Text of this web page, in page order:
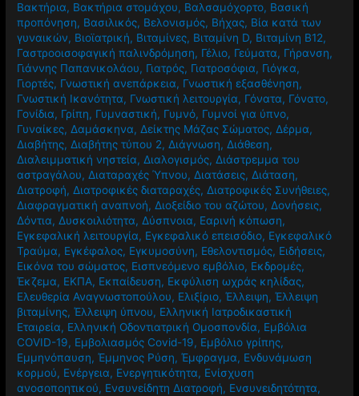
Βακτήρια, Βακτήρια στομάχου, Βαλσαμόχορτο, Βασική
προπόνηση, Βασιλικός, Βελονισμός, Βήχας, Βία κατά των
γυναικών, Βιοϊατρική, Βιταμίνες, Βιταμίνη D, Βιταμίνη Β12,
Γαστροοισοφαγική παλινδρόμηση, Γέλιο, Γεύματα, Γήρανση,
Γιάννης Παπανικολάου, Γιατρός, Γιατροσόφια, Γιόγκα,
Γιορτές, Γνωστική ανεπάρκεια, Γνωστική εξασθένηση,
Γνωστική Ικανότητα, Γνωστική λειτουργία, Γόνατα, Γόνατο,
Γονίδια, Γρίπη, Γυμναστική, Γυμνό, Γυμνοί για ύπνο,
Γυναίκες, Δαμάσκηνα, Δείκτης Μάζας Σώματος, Δέρμα,
Διαβήτης, Διαβήτης τύπου 2, Διάγνωση, Διάθεση,
Διαλειμματική νηστεία, Διαλογισμός, Διάστρεμμα του
αστραγάλου, Διαταραχές Ύπνου, Διατάσεις, Διάταση,
Διατροφή, Διατροφικές διαταραχές, Διατροφικές Συνήθειες,
Διαφραγματική αναπνοή, Διοξείδιο του αζώτου, Δονήσεις,
Δόντια, Δυσκοιλιότητα, Δύσπνοια, Εαρινή κόπωση,
Εγκεφαλική λειτουργία, Εγκεφαλικό επεισόδιο, Εγκεφαλικό
Τραύμα, Εγκέφαλος, Εγκυμοσύνη, Εθελοντισμός, Ειδήσεις,
Εικόνα του σώματος, Εισπνεόμενο εμβόλιο, Εκδρομές,
Έκζεμα, ΕΚΠΑ, Εκπαίδευση, Εκφύλιση ωχράς κηλίδας,
Ελευθερία Αναγνωστοπούλου, Ελιξίριο,Έλλειψη,Έλλειψη
βιταμίνης,Έλλειψη ύπνου, Ελληνική Ιατροδικαστική
Εταιρεία, Ελληνική Οδοντιατρική Ομοσπονδία, Εμβόλια
COVID-19, Εμβολιασμός Covid-19, Εμβόλιο γρίπης,
Εμμηνόπαυση,Έμμηνος Ρύση,Έμφραγμα, Ενδυνάμωση
κορμού, Ενέργεια, Ενεργητικότητα, Ενίσχυση
ανοσοποητικού, Ενσυνείδητη Διατροφή, Ενσυνειδητότητα,